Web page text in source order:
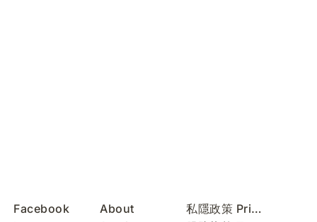
Facebook
About
私隱政策 Privacy Policy